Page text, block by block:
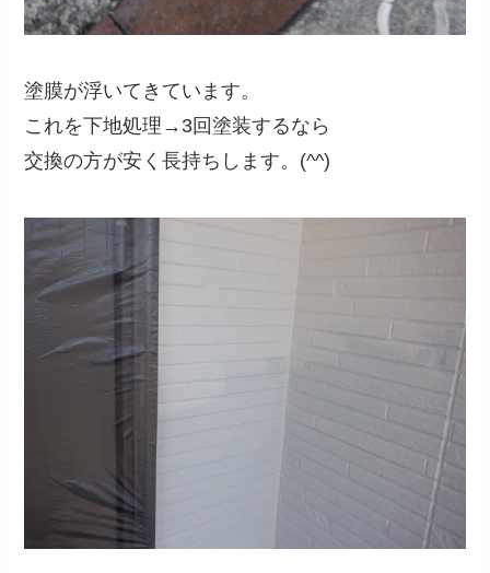
塗膜が浮いてきています。
これを下地処理→3回塗装するなら
交換の方が安く長持ちします。(^^)